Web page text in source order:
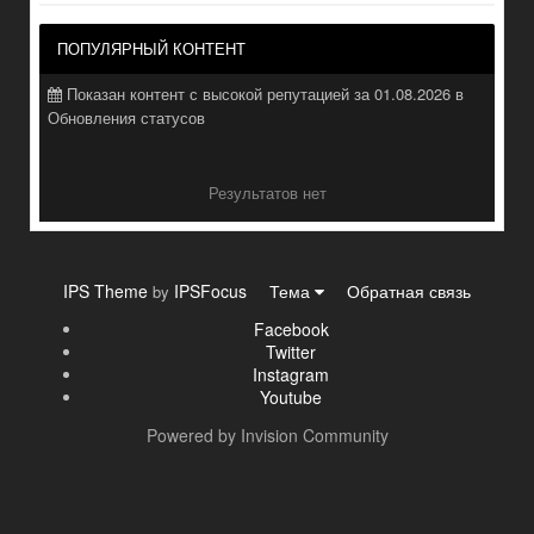
ПОПУЛЯРНЫЙ КОНТЕНТ
Показан контент с высокой репутацией за 01.08.2026 в
Обновления статусов
Результатов нет
IPS Theme by IPSFocus Тема
Обратная связь
Facebook
Twitter
Instagram
Youtube
Powered by Invision Community